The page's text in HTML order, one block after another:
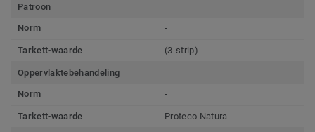
Patroon
Norm
-
Tarkett-waarde (3-strip)
Oppervlaktebehandeling
Norm
-
Tarkett-waarde Proteco Natura